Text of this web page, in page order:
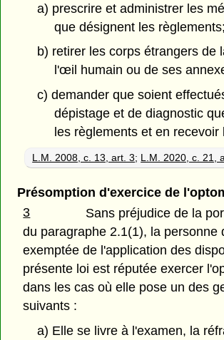
a) prescrire et administrer les
que désignent les règlements;
b) retirer les corps étrangers de
l'œil humain ou de ses
c) demander que soient
dépistage et de diagnostic
les règlements et en recevoir
L.M. 2008, c. 13, art. 3; L.M. 2020, c. 21,
Présomption d'exercice de
3
Sans préjudice de la
du paragraphe 2.1(1), la personne
exemptée de l'application des
présente loi est réputée exercer
dans les cas où elle pose un des
suivants :
a) Elle se livre à l'examen, la